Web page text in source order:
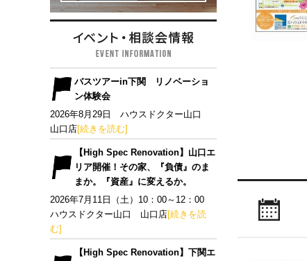
バスツアーin下関 リノベーショ
ン体験会
2026年8月29日 ハウスドクター山口
山口店[続きを読む]
【High Spec Renovation】山口エ
リア開催！その家、『負債』のま
まか。『資産』に変えるか。
2026年7月11日（土）10：00～12：00
ハウスドクター山口 山口店[続きを読
む]
【High Spec Renovation】下関エ